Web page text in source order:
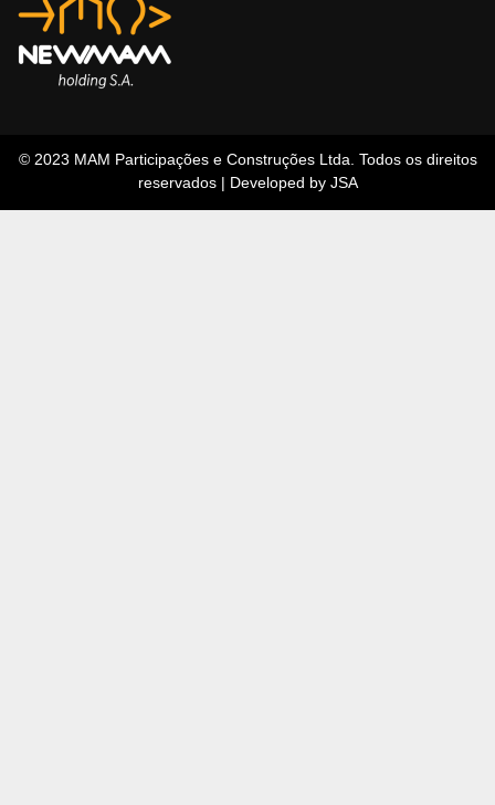
© 2023 MAM Participações e Construções Ltda. Todos os direitos
reservados | Developed by JSA